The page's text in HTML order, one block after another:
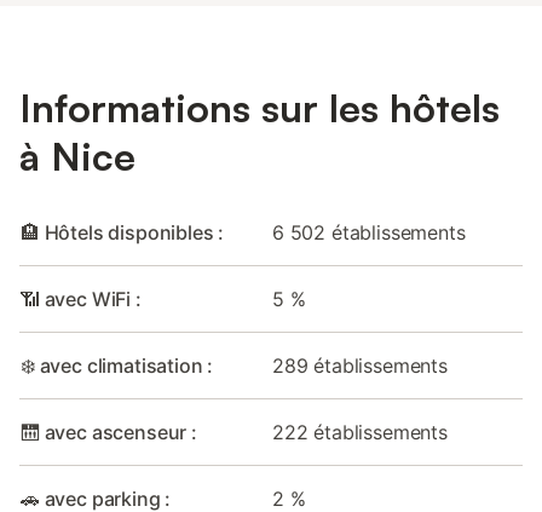
Informations sur les hôtels
à Nice
🏨 Hôtels disponibles : 6 502 établissements
📶 avec WiFi : 5 %
❄️ avec climatisation : 289 établissements
🛗 avec ascenseur : 222 établissements
🚗 avec parking : 2 %